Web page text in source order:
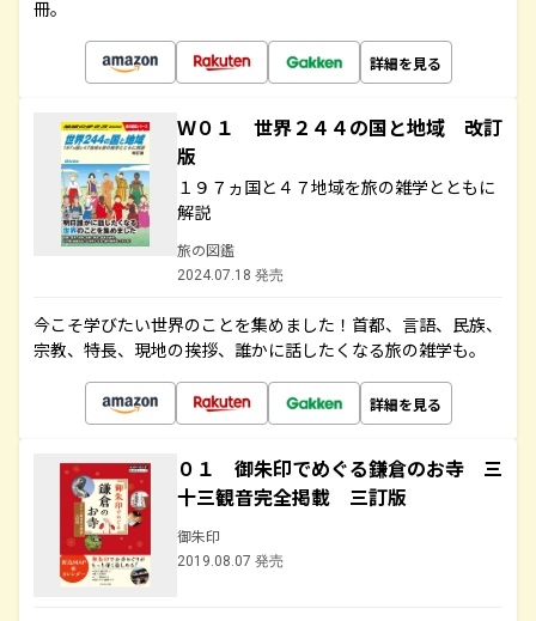
冊。
詳細を見る
Ｗ０１ 世界２４４の国と地域 改訂
版
１９７ヵ国と４７地域を旅の雑学とともに
解説
旅の図鑑
2024.07.18 発売
今こそ学びたい世界のことを集めました！首都、言語、民族、
宗教、特長、現地の挨拶、誰かに話したくなる旅の雑学も。
詳細を見る
０１ 御朱印でめぐる鎌倉のお寺 三
十三観音完全掲載 三訂版
御朱印
2019.08.07 発売